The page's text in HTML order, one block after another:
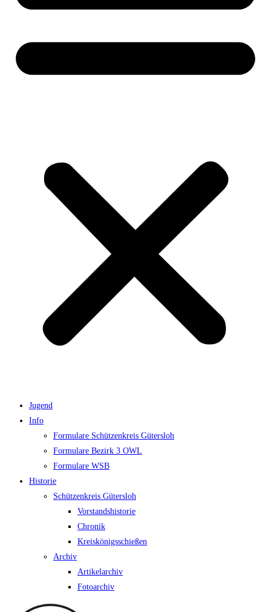
Jugend
Info
Formulare Schützenkreis Gütersloh
Formulare Bezirk 3 OWL
Formulare WSB
Historie
Schützenkreis Gütersloh
Vorstandshistorie
Chronik
Kreiskönigsschießen
Archiv
Artikelarchiv
Fotoarchiv